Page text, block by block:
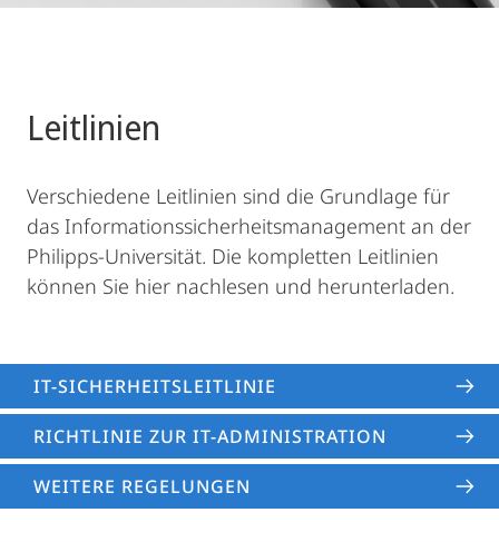
Leitlinien
Verschiedene Leitlinien sind die Grundlage für
das Informationssicherheitsmanagement an der
Philipps-Universität. Die kompletten Leitlinien
können Sie hier nachlesen und herunterladen.
IT-SICHERHEITS­LEITLINIE
RICHTLINIE ZUR IT-ADMINISTRATION
WEITERE REGELUNGEN